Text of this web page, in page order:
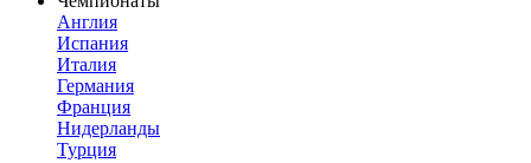
Англия
Испания
Италия
Германия
Франция
Нидерланды
Турция